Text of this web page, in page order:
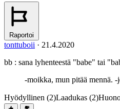
Raportoi
tonttuboii · 21.4.2020
bb : sana lyhenteestä "babe" tai
-moikka, mun pitää mennä.
Hyödyllinen (2)Laadukas (2)